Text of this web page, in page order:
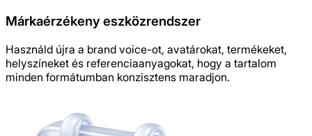
Márkaérzékeny eszközrendszer
Használd újra a brand voice-ot, avatárokat, termékeket,
helyszíneket és referenciaanyagokat, hogy a tartalom
minden formátumban konzisztens maradjon.